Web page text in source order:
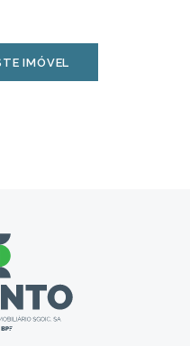
IMÓVEL